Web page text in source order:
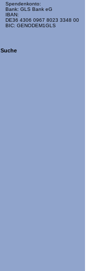
Spendenkonto:
Bank: GLS Bank eG
IBAN:
DE36 4306 0967 8023 3348 00
BIC: GENODEM1GLS
Suche